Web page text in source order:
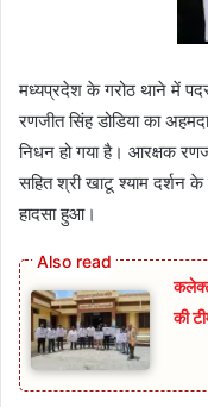
मध्यप्रदेश के गरोठ थाने में
रणजीत सिंह डोडिया का
निधन हो गया है। आरक्षक
सहित श्री खाटू श्याम दर्शन
हादसा हुआ।
की